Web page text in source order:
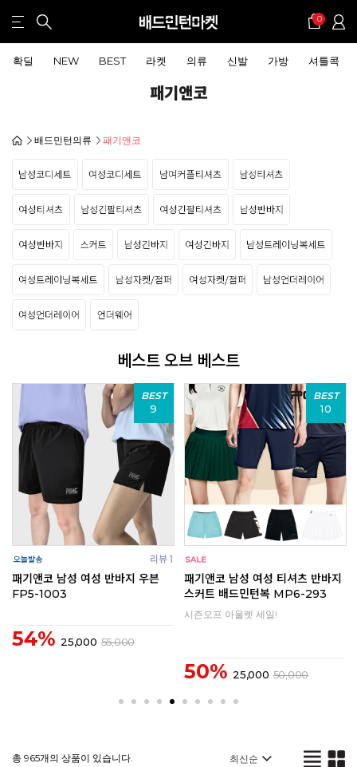
0
확딜 NEW BEST 라켓 의류 신발 가방 셔틀콕
패기앤코
배드민턴의류 패기앤코
베스트 오브 베스트
반바지 우븐
55,000
BEST
10
패기앤코 남성 여성 티셔츠 반바지
스커트 배드민턴복 MP6-293
50,000
패기앤코 DT-127
총 965개의 상품이 있습니다.